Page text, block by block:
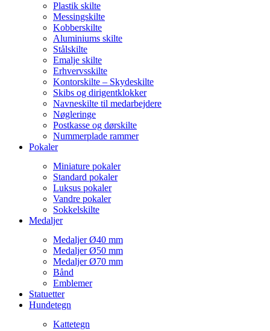
Plastik skilte
Messingskilte
Kobberskilte
Aluminiums skilte
Stålskilte
Emalje skilte
Erhvervsskilte
Kontorskilte – Skydeskilte
Skibs og dirigentklokker
Navneskilte til medarbejdere
Nøgleringe
Postkasse og dørskilte
Nummerplade rammer
Pokaler
Miniature pokaler
Standard pokaler
Luksus pokaler
Vandre pokaler
Sokkelskilte
Medaljer
Medaljer Ø40 mm
Medaljer Ø50 mm
Medaljer Ø70 mm
Bånd
Emblemer
Statuetter
Hundetegn
Kattetegn